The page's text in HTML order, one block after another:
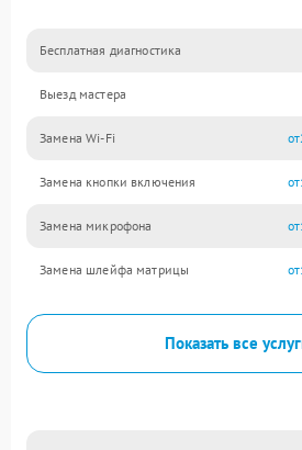
Бесплатная диагностика
Выезд мастера
Замена Wi-Fi
Замена кнопки включения
Замена микрофона
Замена шлейфа матрицы
Показать все